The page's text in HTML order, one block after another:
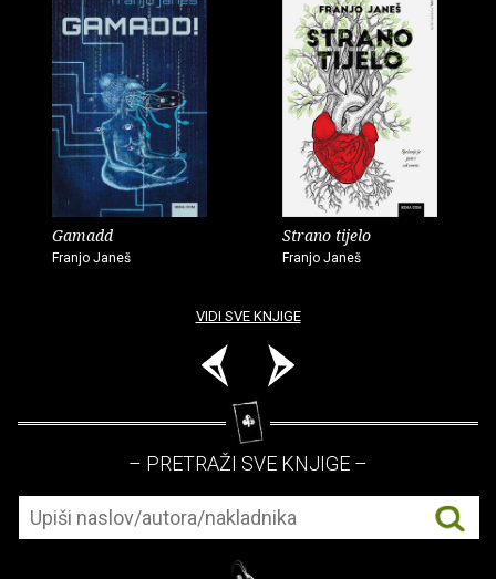
Gamadd
Franjo Janeš
Strano tijelo
Franjo Janeš
VIDI SVE KNJIGE
– PRETRAŽI SVE KNJIGE –